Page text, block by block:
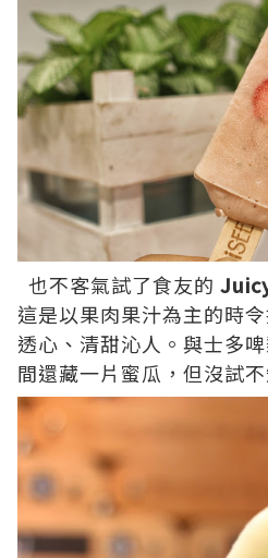
也不客氣試了食友的
這是以果肉果汁為主的時
透心、清甜沁人。與士多
間還藏一片蜜瓜，但沒試